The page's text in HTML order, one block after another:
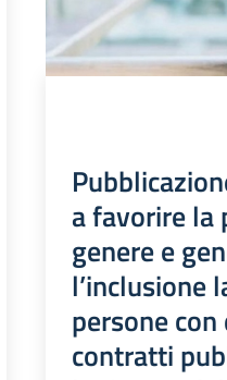
a favorire la
genere e
l’inclusione
persone
contratti